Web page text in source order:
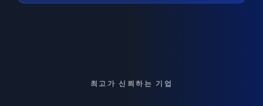
최고가 신뢰하는 기업